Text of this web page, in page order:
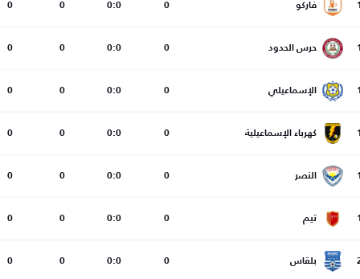
فاركو 0
0:0
0
0
حرس الحدود 0
0:0
0
0
الإسماعيلي 0
0:0
0
0
كهرباء الإسماعيلية 0
0:0
0
0
النصر 0
0:0
0
0
تيم 0
0:0
0
0
بلقاس 0
0:0
0
0